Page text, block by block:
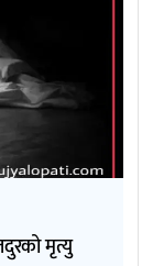
मृत्यु